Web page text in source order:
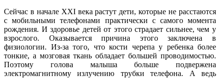
Сейчас в начале XXI века растут дети, которые не расстаются
с мобильными телефонами практически с самого момента
рождения. И здоровье детей от этого страдает сильнее, чем у
взрослого. Оказывается причина этого заключена в
физиологии. Из-за того, что кости черепа у ребенка более
тонкие, а мозговая ткань обладает большей проводимостью.
Поэтому голова малыша больше подвержена
электромагнитному излучению трубки телефона. А ведь